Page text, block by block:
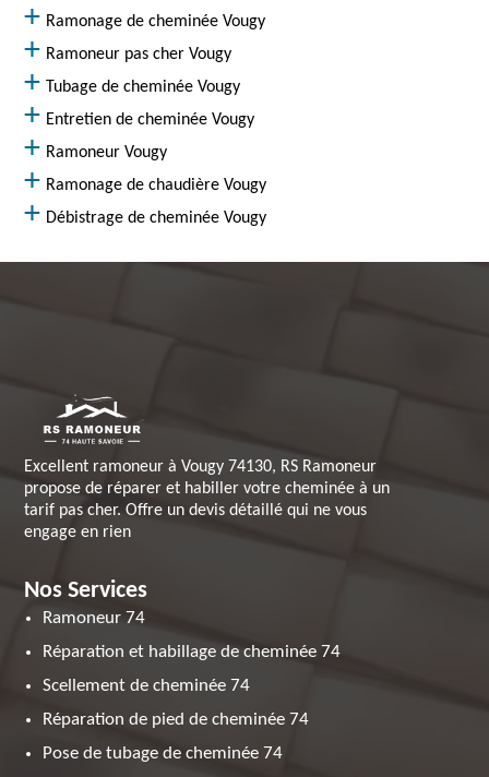
Ramonage de cheminée Vougy
Ramoneur pas cher Vougy
Tubage de cheminée Vougy
Entretien de cheminée Vougy
Ramoneur Vougy
Ramonage de chaudière Vougy
Débistrage de cheminée Vougy
Excellent ramoneur à Vougy 74130, RS Ramoneur
propose de réparer et habiller votre cheminée à un
tarif pas cher. Offre un devis détaillé qui ne vous
engage en rien
Nos Services
Ramoneur 74
Réparation et habillage de cheminée 74
Scellement de cheminée 74
Réparation de pied de cheminée 74
Pose de tubage de cheminée 74